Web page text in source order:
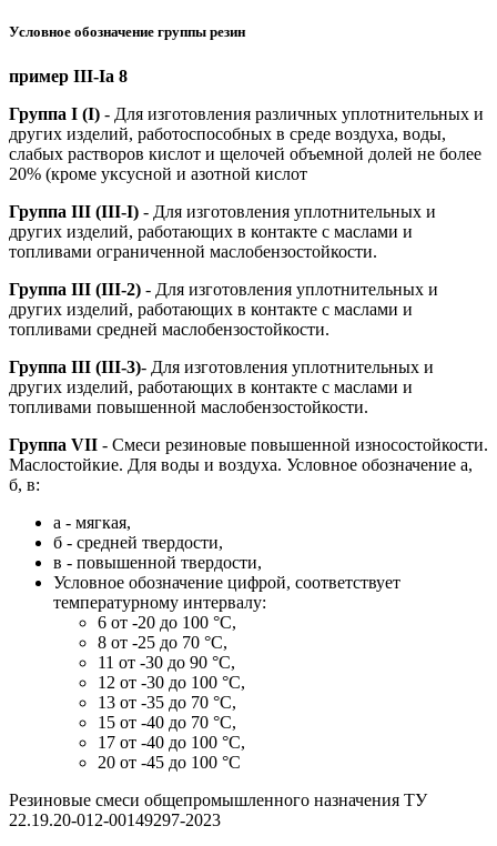
Условное обозначение группы резин
пример III-Iа 8
Группа I (I) - Для изготовления различных уплотнительных и
других изделий, работоспособных в среде воздуха, воды,
слабых растворов кислот и щелочей объемной долей не более
20% (кроме уксусной и азотной кислот
Группа III (III-I) - Для изготовления уплотнительных и
других изделий, работающих в контакте с маслами и
топливами ограниченной маслобензостойкости.
Группа III (III-2) - Для изготовления уплотнительных и
других изделий, работающих в контакте с маслами и
топливами средней маслобензостойкости.
Группа III (III-3)- Для изготовления уплотнительных и
других изделий, работающих в контакте с маслами и
топливами повышенной маслобензостойкости.
Группа VII - Смеси резиновые повышенной износостойкости.
Маслостойкие. Для воды и воздуха. Условное обозначение а,
б, в:
а - мягкая,
б - средней твердости,
в - повышенной твердости,
Условное обозначение цифрой, соответствует
температурному интервалу:
6 от -20 до 100 °C,
8 от -25 до 70 °C,
11 от -30 до 90 °C,
12 от -30 до 100 °C,
13 от -35 до 70 °C,
15 от -40 до 70 °C,
17 от -40 до 100 °C,
20 от -45 до 100 °C
Резиновые смеси общепромышленного назначения ТУ
22.19.20-012-00149297-2023